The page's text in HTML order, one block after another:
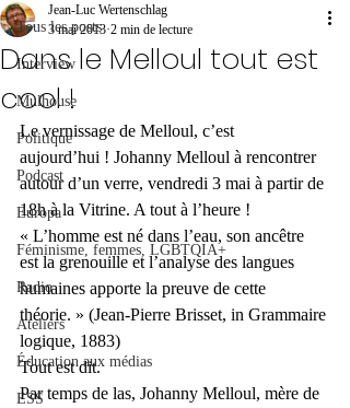
Tous les posts
Interview
Mulhouse
Politique
Podcast
Europa
Féminisme, femmes, LGBTQIA+
Radio
Ateliers
Éducation aux médias
ESS
Dans le Melloul tout est
cool !
Jean-Luc Wertenschlag
3 mai 2013 2 min de lecture
Le vernissage de Melloul, c’est
aujourd’hui ! Johanny Melloul à rencontrer
autour d’un verre, vendredi 3 mai à partir de
18h à la Vitrine. A tout à l’heure !
« L’homme est né dans l’eau, son ancêtre
est la grenouille et l’analyse des langues
humaines apporte la preuve de cette
théorie. » (Jean-Pierre Brisset, in Grammaire
logique, 1883)
Tout est dit.
Par temps de las, Johanny Melloul, mère de